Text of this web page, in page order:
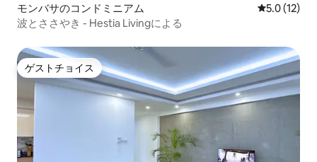
モンバサのコンドミニアム レビュー12
5.0 (12)
波とささやき - Hestia Livingによる
ゲストチョイス
ゲストチョイス